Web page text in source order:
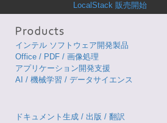
LocalStack 販売開始
インテル ソフトウェア開発製品
Office / PDF / 画像処理
アプリケーション開発支援
AI / 機械学習 / データサイエンス
ドキュメント生成 / 出版 / 翻訳